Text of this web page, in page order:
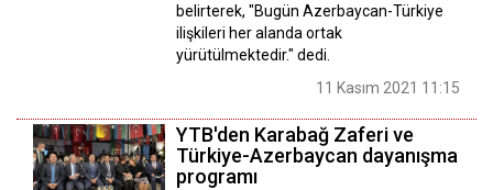
belirterek, "Bugün Azerbaycan-Türkiye
ilişkileri her alanda ortak
yürütülmektedir." dedi.
11 Kasım 2021 11:15
YTB'den Karabağ Zaferi ve
Türkiye-Azerbaycan dayanışma
programı